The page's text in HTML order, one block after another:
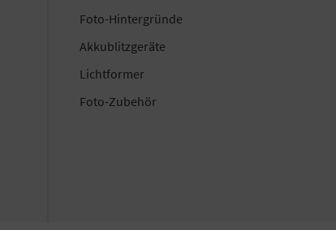
Foto-Hintergründe
Akkublitzgeräte
Lichtformer
Foto-Zubehör